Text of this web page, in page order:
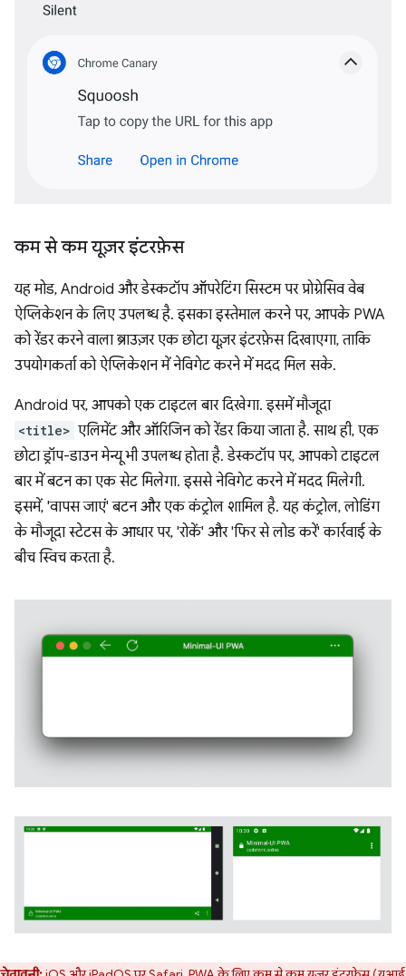
कम से कम यूज़र इंटरफ़ेस
यह मोड, Android और डेस्कटॉप ऑपरेटिंग सिस्टम पर प्रोग्रेसिव वेब
ऐप्लिकेशन के लिए उपलब्ध है. इसका इस्तेमाल करने पर, आपके PWA
को रेंडर करने वाला ब्राउज़र एक छोटा यूज़र इंटरफ़ेस दिखाएगा, ताकि
उपयोगकर्ता को ऐप्लिकेशन में नेविगेट करने में मदद मिल सके.
Android पर, आपको एक टाइटल बार दिखेगा. इसमें मौजूदा
<title> एलिमेंट और ऑरिजिन को रेंडर किया जाता है. साथ ही, एक
छोटा ड्रॉप-डाउन मेन्यू भी उपलब्ध होता है. डेस्कटॉप पर, आपको टाइटल
बार में बटन का एक सेट मिलेगा. इससे नेविगेट करने में मदद मिलेगी.
इसमें, 'वापस जाएं' बटन और एक कंट्रोल शामिल है. यह कंट्रोल, लोडिंग
के मौजूदा स्टेटस के आधार पर, 'रोकें' और 'फिर से लोड करें' कार्रवाई के
बीच स्विच करता है.